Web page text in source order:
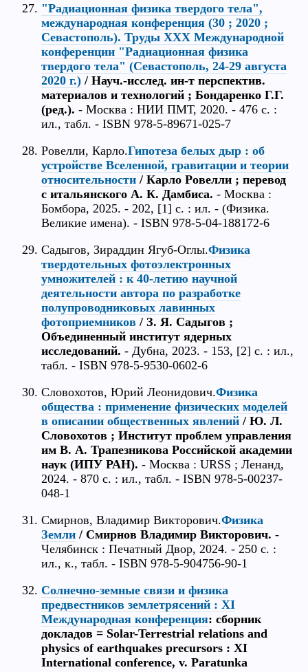
"Радиационная физика твердого тела",
международная конференция (30 ; 2020 ;
Севастополь). Труды ХХХ Международной
конференции "Радиационная физика
твердого тела" (Севастополь, 24-29 августа
2020 г.) / Науч.-исслед. ин-т перспектив.
материалов и технологий ; Бондаренко Г.Г.
(ред.). - Москва : НИИ ПМТ, 2020. - 476 с. :
ил., табл. - ISBN 978-5-89671-025-7
Ровелли, Карло.Гипотеза белых дыр : об
устройстве Вселенной, гравитации и теории
относительности / Карло Ровелли ; перевод
с итальянского А. К. Дамбиса. - Москва :
Бомбора, 2025. - 202, [1] с. : ил. - (Физика.
Великие имена). - ISBN 978-5-04-188172-6
Садыгов, Зираддин Ягуб-Оглы.Физика
твердотельных фотоэлектронных
умножителей : к 40-летию научной
деятельности автора по разработке
полупроводниковых лавинных
фотоприемников / З. Я. Садыгов ;
Объединенный институт ядерных
исследований. - Дубна, 2023. - 153, [2] с. : ил.,
табл. - ISBN 978-5-9530-0602-6
Словохотов, Юрий Леонидович.Физика
общества : применение физических моделей
в описании общественных явлений / Ю. Л.
Словохотов ; Институт проблем управления
им В. А. Трапезникова Российской академии
наук (ИПУ РАН). - Москва : URSS ; Ленанд,
2024. - 870 с. : ил., табл. - ISBN 978-5-00237-
048-1
Смирнов, Владимир Викторович.Физика
Земли / Смирнов Владимир Викторович. -
Челябинск : Печатный Двор, 2024. - 250 с. :
ил., к., табл. - ISBN 978-5-904756-90-1
Солнечно-земные связи и физика
предвестников землетрясений : XI
Международная конференция: сборник
докладов = Solar-Terrestrial relations and
physics of earthquakes precursors : XI
International conference, v. Paratunka